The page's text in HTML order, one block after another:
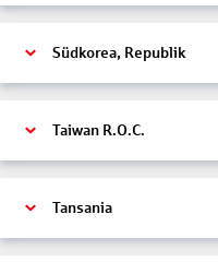
Südkorea, Republik
Taiwan R.O.C.
Tansania